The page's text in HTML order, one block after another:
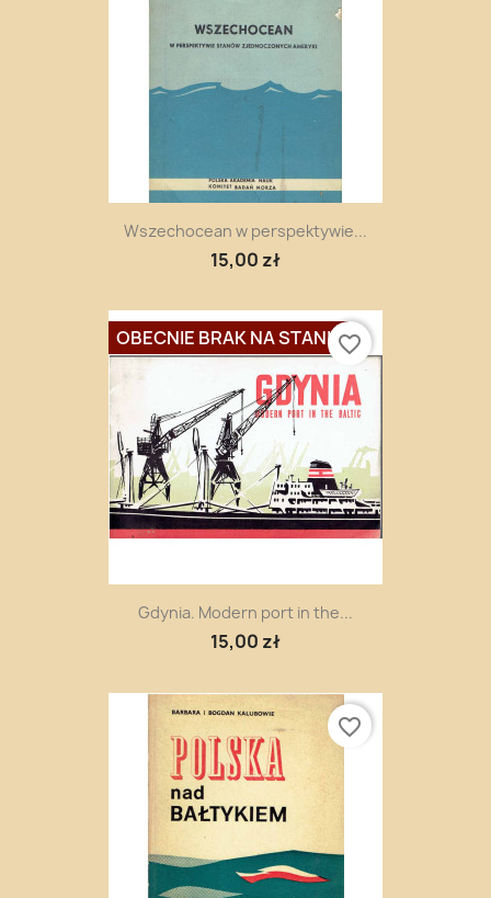
Wszechocean w perspektywie...
15,00 zł
Gdynia. Modern port in the...
15,00 zł
OBECNIE BRAK NA STANIEfavorite_border
favorite_border